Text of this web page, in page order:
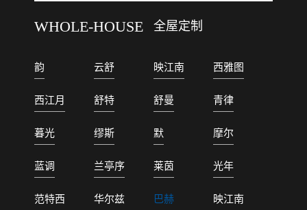
WHOLE-HOUSE 全屋定制
韵 云舒 映江南 西雅图
西江月 舒特 舒曼 青律
暮光 缪斯 默 摩尔
蓝调 兰亭序 莱茵 光年
范特西 华尔兹 巴赫 映江南